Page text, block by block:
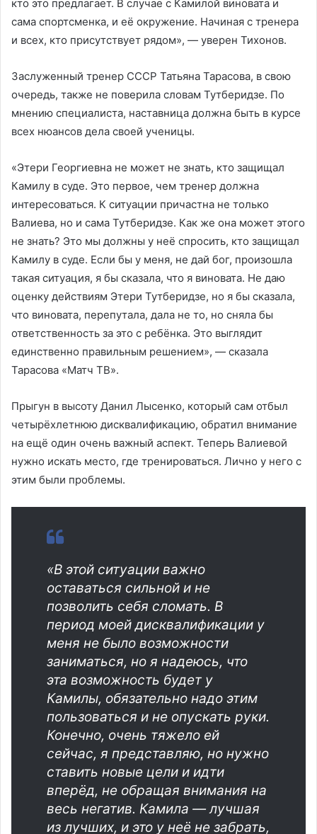
кто это предлагает. В случае с Камилой виновата и
сама спортсменка, и её окружение. Начиная с тренера
и всех, кто присутствует рядом», — уверен Тихонов.
Заслуженный тренер СССР Татьяна Тарасова, в свою
очередь, также не поверила словам Тутберидзе. По
мнению специалиста, наставница должна быть в курсе
всех нюансов дела своей ученицы.
«Этери Георгиевна не может не знать, кто защищал
Камилу в суде. Это первое, чем тренер должна
интересоваться. К ситуации причастна не только
Валиева, но и сама Тутберидзе. Как же она может этого
не знать? Это мы должны у неё спросить, кто защищал
Камилу в суде. Если бы у меня, не дай бог, произошла
такая ситуация, я бы сказала, что я виновата. Не даю
оценку действиям Этери Тутберидзе, но я бы сказала,
что виновата, перепутала, дала не то, но сняла бы
ответственность за это с ребёнка. Это выглядит
единственно правильным решением», — сказала
Тарасова «Матч ТВ».
Прыгун в высоту Данил Лысенко, который сам отбыл
четырёхлетнюю дисквалификацию, обратил внимание
на ещё один очень важный аспект. Теперь Валиевой
нужно искать место, где тренироваться. Лично у него с
этим были проблемы.
«В этой ситуации важно
оставаться сильной и не
позволить себя сломать. В
период моей дисквалификации у
меня не было возможности
заниматься, но я надеюсь, что
эта возможность будет у
Камилы, обязательно надо этим
пользоваться и не опускать руки.
Конечно, очень тяжело ей
сейчас, я представляю, но нужно
ставить новые цели и идти
вперёд, не обращая внимания на
весь негатив. Камила — лучшая
из лучших, и это у неё не забрать,